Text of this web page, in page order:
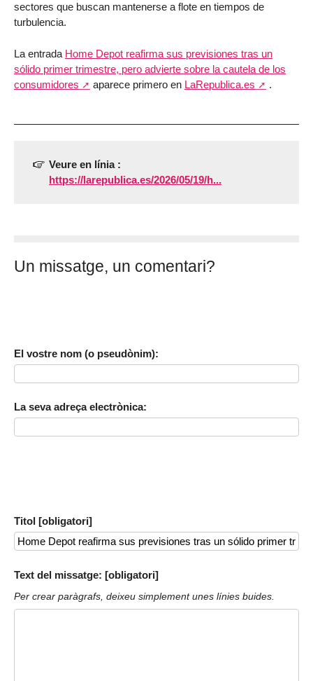
sectores que buscan mantenerse a flote en tiempos de
turbulencia.
La entrada Home Depot reafirma sus previsiones tras un
sólido primer trimestre, pero advierte sobre la cautela de los
consumidores
aparece primero en LaRepublica.es .
Veure en línia :
https://larepublica.es/2026/05/19/h...
Un missatge, un comentari?
El vostre nom (o pseudònim):
La seva adreça electrònica:
Titol [obligatori]
Text del missatge: [obligatori]
Per crear paràgrafs, deixeu simplement unes línies buides.